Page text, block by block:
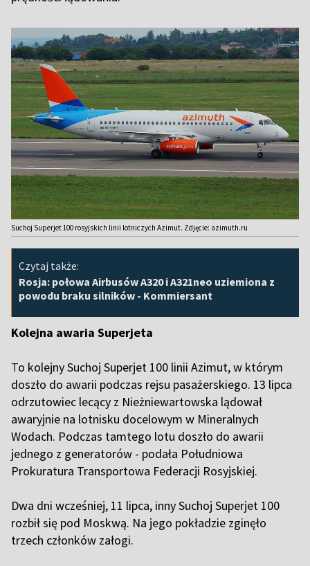
Suchoj Superjet 100 rosyjskich linii lotniczych Azimut. Zdjęcie: azimuth.ru
Czytaj także:
Rosja: połowa Airbusów A320 i A321neo uziemiona z
powodu braku silników - Kommiersant
Kolejna awaria Superjeta
To kolejny Suchoj Superjet 100 linii Azimut, w którym
doszło do awarii podczas rejsu pasażerskiego. 13 lipca
odrzutowiec lecący z Nieżniewartowska lądował
awaryjnie na lotnisku docelowym w Mineralnych
Wodach. Podczas tamtego lotu doszło do awarii
jednego z generatorów - podała Południowa
Prokuratura Transportowa Federacji Rosyjskiej.
Dwa dni wcześniej, 11 lipca, inny Suchoj Superjet 100
rozbił się pod Moskwą. Na jego pokładzie zginęło
trzech członków załogi.